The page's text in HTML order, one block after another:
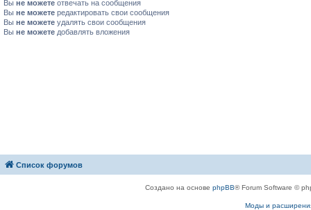
Вы не можете отвечать на сообщения
Вы не можете редактировать свои сообщения
Вы не можете удалять свои сообщения
Вы не можете добавлять вложения
Список форумов
Создано на основе phpBB® Forum Software ©
Моды и